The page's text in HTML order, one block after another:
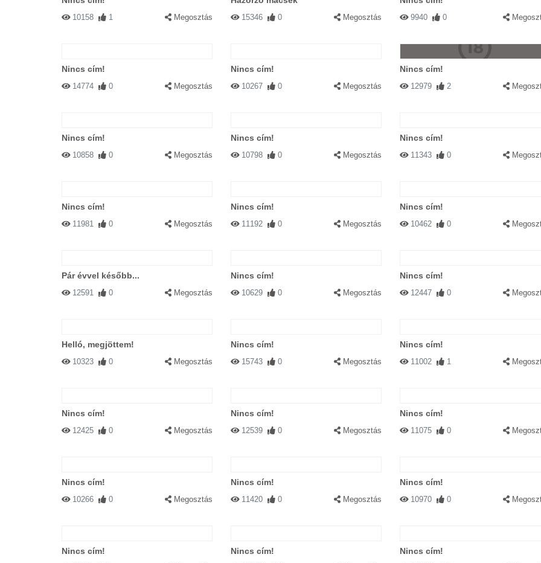
10158 1 Megosztás 15346 0 Megosztás 9940 0
Nincs cím!
14774 0 Megosztás
Nincs cím!
10267 0 Megosztás
Nincs cím!
12979 2
Nincs cím!
10858 0 Megosztás
Nincs cím!
10798 0 Megosztás
Nincs cím!
11343 0
Nincs cím!
11981 0 Megosztás
Nincs cím!
11192 0 Megosztás
Nincs cím!
10462 0
Pár évvel később...
12591 0 Megosztás
Nincs cím!
10629 0 Megosztás
Nincs cím!
12447 0
Helló, megjöttem!
10323 0 Megosztás
Nincs cím!
15743 0 Megosztás
Nincs cím!
11002 1
Nincs cím!
12425 0 Megosztás
Nincs cím!
12539 0 Megosztás
Nincs cím!
11075 0
Nincs cím!
10266 0 Megosztás
Nincs cím!
11420 0 Megosztás
Nincs cím!
10970 0
Nincs cím! Nincs cím! Nincs cím!